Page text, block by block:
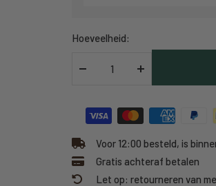
Hoeveelheid:
Verlaag
Voor 12:00 besteld, is
Gratis achteraf betalen
Let op: retourneren van